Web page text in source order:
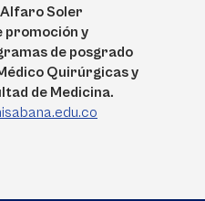
Soler
promoción y
de posgrado
Quirúrgicas y
de Medicina.